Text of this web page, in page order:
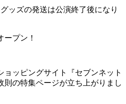
ッズの発送は公演終了後になり
プン！
ョッピングサイト『セブンネット
則の特集ページが立ち上がりまし